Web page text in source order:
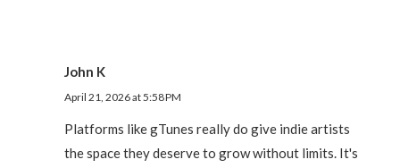
John K
April 21, 2026 at 5:58 PM
Platforms like gTunes really do give indie artists
the space they deserve to grow without limits. It's